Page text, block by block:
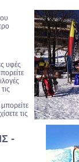
υφές
τις
-